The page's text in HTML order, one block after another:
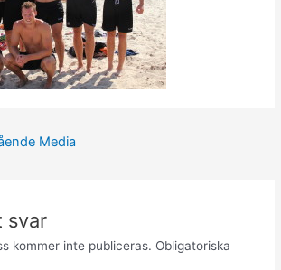
Media
svar
kommer inte publiceras. Obligatoriska